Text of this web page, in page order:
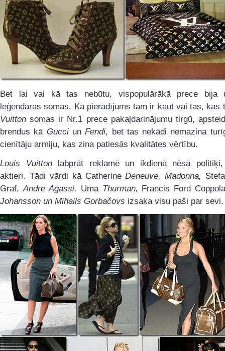
Bet lai vai kā tas nebūtu, vispopulārākā prece bija
leģendāras somas. Kā pierādījums tam ir kaut vai tas,
Vuitton somas ir Nr.1 prece pakaļdarinājumu tirgū,
brendus kā GucciunFendi, bet tas nekādi nemazina
cienītāju armiju, kas zina patiesās kvalitātes vērtību.
Louis Vuittonlabprāt reklamē un ikdienā nēsā politiķi,
aktieri. Tādi vārdi kā CatherineDeneuve, Madonna,
Graf, Andre Agassi, Uma Thurman, Francis Ford
Johansson un Mihails Gorbačovs izsaka visu paši par sevi.